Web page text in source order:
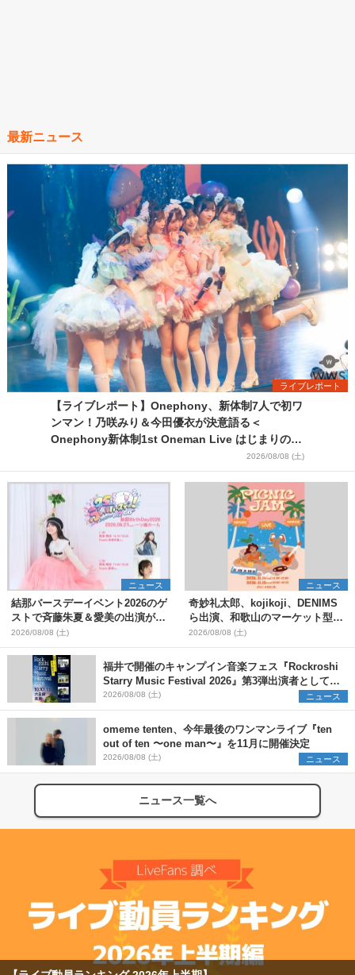
最新ニュース
ライブレポート
【ライブレポート】Onephony、新体制7人で初ワ
ンマン！乃咲みり＆今田優衣が決意語る＜
Onephony新体制1st Oneman Live はじまりの夏
2026/08/08 (土)
ニュース
結那バースデーイベント2026のゲ
ストで斉藤朱夏＆愛美の出演が決
定
2026/08/08 (土)
ニュース
奇妙礼太郎、kojikoji、DENIMS
ら出演、和歌山のマーケット型野
外イベント『PICNIC JAM
2026』早割チケット発売開始
2026/08/08 (土)
福井で開催のキャンプイン音楽フェス『Rockroshi
Starry Music Festival 2026』第3弾出演者として
SCOOBIE DO、かりゆし58、Reiを発表
2026/08/08 (土) ニュース
omeme tenten、今年最後のワンマンライブ『ten
out of ten 〜one man〜』を11月に開催決定
2026/08/08 (土) ニュース
ニュース一覧へ